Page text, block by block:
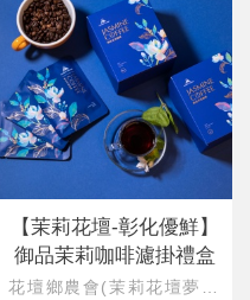
【茉莉花壇-彰化優鮮】
御品茉莉咖啡濾掛禮盒
花壇鄉農會(茉莉花壇夢想